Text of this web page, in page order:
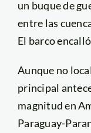
un buque de
entre las
El barco
Aunque no
principal
magnitud en
Paraguay-